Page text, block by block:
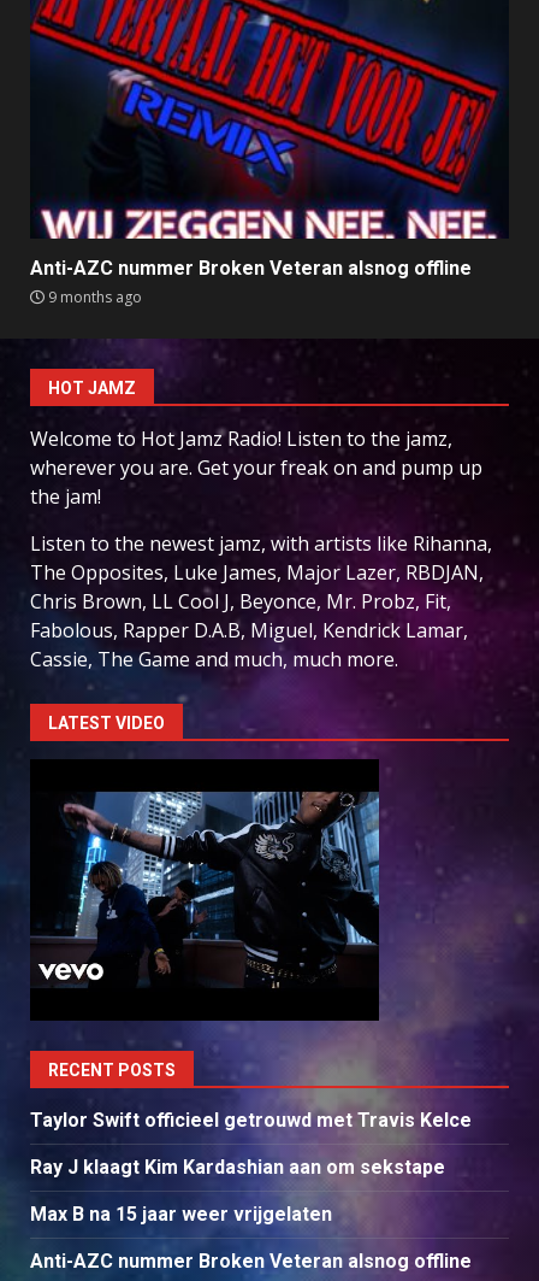
Anti-AZC nummer Broken Veteran alsnog offline
9 months ago
HOT JAMZ
Welcome to Hot Jamz Radio! Listen to the jamz,
wherever you are. Get your freak on and pump up
the jam!
Listen to the newest jamz, with artists like Rihanna,
The Opposites, Luke James, Major Lazer, RBDJAN,
Chris Brown, LL Cool J, Beyonce, Mr. Probz, Fit,
Fabolous, Rapper D.A.B, Miguel, Kendrick Lamar,
Cassie, The Game and much, much more.
LATEST VIDEO
RECENT POSTS
Taylor Swift officieel getrouwd met Travis Kelce
Ray J klaagt Kim Kardashian aan om sekstape
Max B na 15 jaar weer vrijgelaten
Anti-AZC nummer Broken Veteran alsnog offline